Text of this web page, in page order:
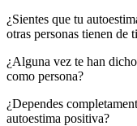
¿Sientes que tu
otras personas tienen de
¿Alguna vez te han
como persona?
¿Dependes
autoestima positiva?